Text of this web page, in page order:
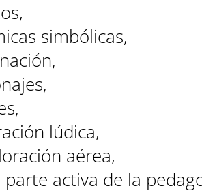
simbólicas,
lúdica,
aérea,
activa de la